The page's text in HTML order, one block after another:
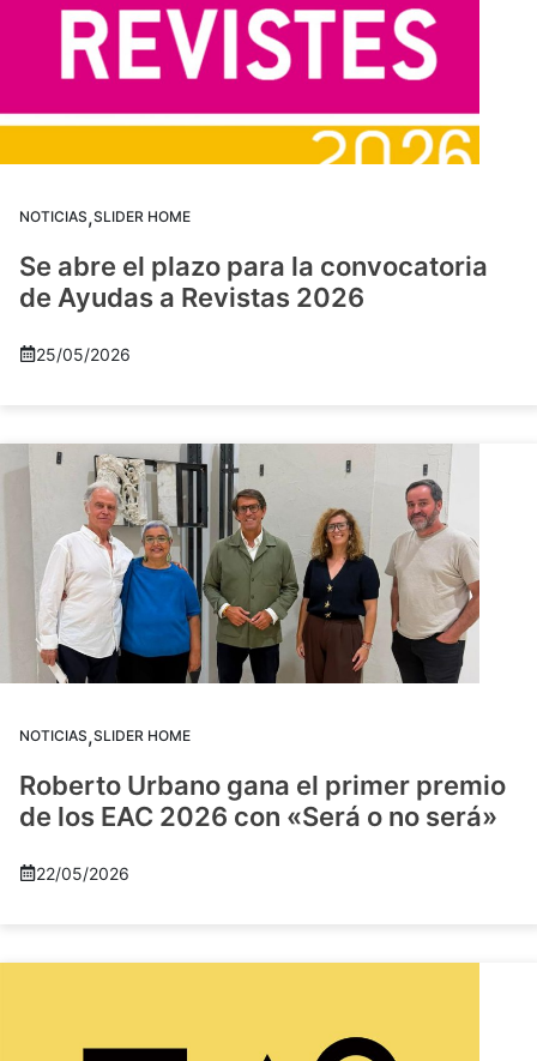
NOTICIAS,SLIDER HOME
Se abre el plazo para la convocatoria
de Ayudas a Revistas 2026
25/05/2026
NOTICIAS,SLIDER HOME
Roberto Urbano gana el primer premio
de los EAC 2026 con «Será o no será»
22/05/2026